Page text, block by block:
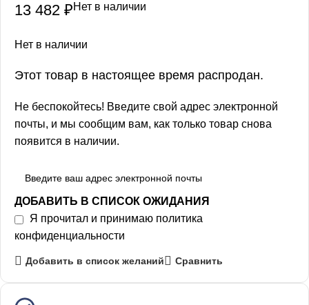
13 482 ₽Нет в наличии
Нет в наличии
Этот товар в настоящее время распродан.
Не беспокойтесь! Введите свой адрес электронной
почты, и мы сообщим вам, как только товар снова
появится в наличии.
ДОБАВИТЬ В СПИСОК ОЖИДАНИЯ
Я прочитал и принимаю политика
конфиденциальности
Добавить в список желаний Сравнить